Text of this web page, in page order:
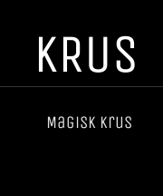
KRUS
Magisk krus